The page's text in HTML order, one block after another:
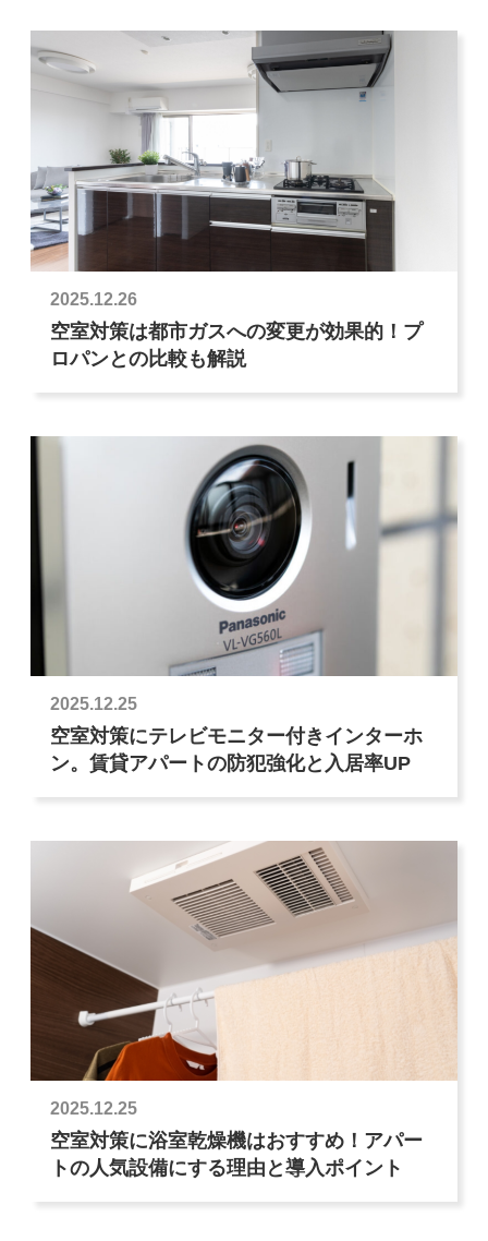
2025.12.26
空室対策は都市ガスへの変更が効果的！プ
ロパンとの比較も解説
2025.12.25
空室対策にテレビモニター付きインターホ
ン。賃貸アパートの防犯強化と入居率UP
2025.12.25
空室対策に浴室乾燥機はおすすめ！アパー
トの人気設備にする理由と導入ポイント